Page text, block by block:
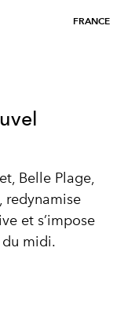
FRANCE
Belle Plage,
redynamise
et s’impose
midi.